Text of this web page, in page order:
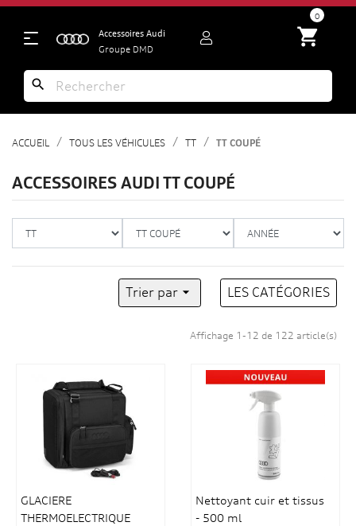
shopping_cart
0
Accessoires Audi
Groupe DMD
search
ACCUEIL TOUS LES VÉHICULES TT TT COUPÉ
ACCESSOIRES AUDI TT COUPÉ
Trier par  LES CATÉGORIES
Affichage 1-12 de 122 article(s)
GLACIERE
THERMOELECTRIQUE
Nettoyant cuir et tissus
- 500 ml